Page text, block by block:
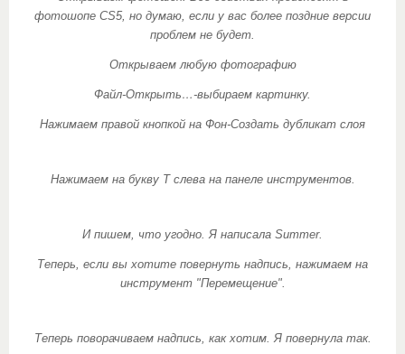
фотошопе CS5, но думаю, если у вас более поздние версии
проблем не будет.
Открываем любую фотографию
Файл-Открыть…-выбираем картинку.
Нажимаем правой кнопкой на Фон-Создать дубликат слоя
Нажимаем на букву Т слева на панеле инструментов.
И пишем, что угодно. Я написала Summer.
Теперь, если вы хотите повернуть надпись, нажимаем на
инструмент "Перемещение".
Теперь поворачиваем надпись, как хотим. Я повернула так.